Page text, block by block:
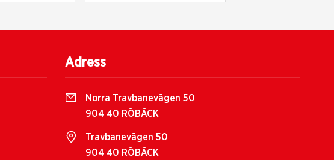
Adress
Norra Travbanevägen 50
904 40 RÖBÄCK
Travbanevägen 50
904 40 RÖBÄCK